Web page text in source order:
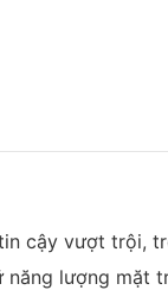
cậy vượt trội,
lượng mặt